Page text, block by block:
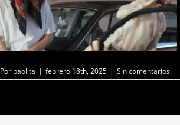
Por paolita | febrero 18th, 2025 | Sin comentarios